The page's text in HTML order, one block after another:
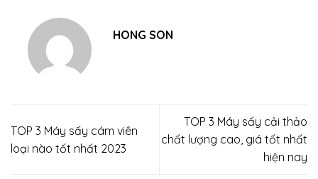
HONG SON
TOP 3 Máy sấy cám viên
loại nào tốt nhất 2023
TOP 3 Máy sấy cải thảo
chất lượng cao, giá tốt nhất
hiện nay